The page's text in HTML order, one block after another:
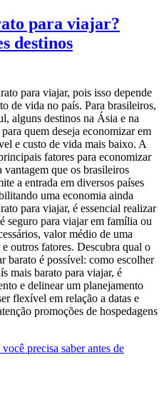
para viajar?
destinos
para viajar, pois isso depende
de vida no país. Para brasileiros,
alguns destinos na Ásia e na
quem deseja economizar em
e custo de vida mais baixo. A
fatores para economizar
que os brasileiros
a entrada em diversos países
uma economia ainda
para viajar, é essencial realizar
seguro para viajar em família ou
valor médio de uma
outros fatores. Descubra qual o
barato é possível: como escolher
mais barato para viajar, é
e delinear um planejamento
flexível em relação a datas e
promoções de hospedagens